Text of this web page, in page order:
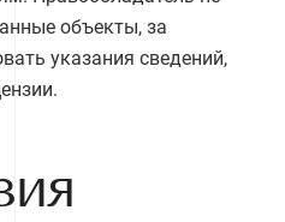
объекты, за
указания сведений,